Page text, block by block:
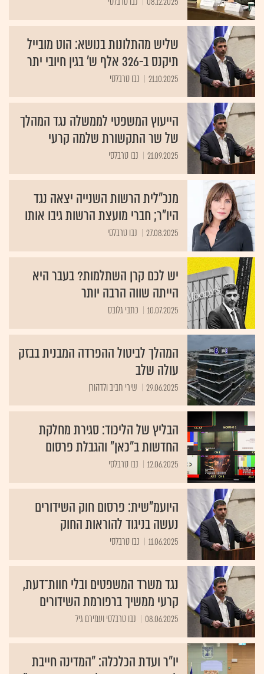
שליש מהתלונות בנושא: הוט מובייל
תיקנס ב-326 אלף ש' בגין חיובי יתר
21.10.2025 נבו טרבלסי
הייעוץ המשפטי לממשלה נגד המהלך
של שר התקשורת שלמה קרעי
21.09.2025 נבו טרבלסי
מנכ"לית הרשות השנייה יצאה נגד
היו"ר; חברי מועצת הרשות גיבו אותו
27.08.2025 נבו טרבלסי
יש לכם קרן השתלמות? בעבר היא
הייתה שווה הרבה יותר
10.07.2025 כתבי גלובס
המהלך לביטול ההפרדה המבנית בבזק
עולה שלב
29.06.2025 שירי חביב ולדהורן
הבליץ של הליכוד: סגירת מחלקת
החדשות ב"כאן" והגבלת פרסום
12.06.2025 נבו טרבלסי
היועמ"שית: פרסום חוק השידורים
נעשה בניגוד להוראות החוק
11.06.2025 נבו טרבלסי
נגד משרד המשפטים ובלי חוות־דעת,
קרעי ממשיך ברפורמת השידורים
08.06.2025 נבו טרבלסי ועמירם גיל
יו"ר ועדת הכלכלה: "המדינה חייבת